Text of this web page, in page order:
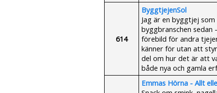
614
ByggtjejenSol
Jag är en byggtjej
byggbranschen sedan
förebild för andra
känner för utan att
del om hur det är att
både nya och gamla
Emmas Hörna - Allt